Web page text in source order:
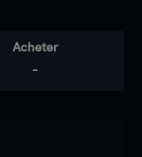
Acheter
-